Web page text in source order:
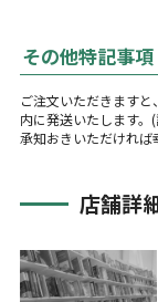
その他特記事項
ご注文いただきます
内に発送いたします
承知おきいただければ
店舗詳